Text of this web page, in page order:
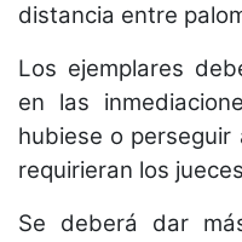
distancia entre
Los ejemplares
en las
hubiese o
requirieran los
Se deberá dar